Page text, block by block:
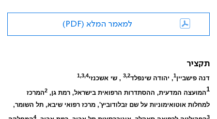
למאמר המלא (PDF)
תקציר
דנה פישביין1, יהודה שינפלד3,2 , שי אשכנזי1,3,4
1המועצה המדעית, ההסתדרות הרפואית בישראל, רמת גן, 2המרכז
למחלות אוטואימוניות על שם זבלודוביץ', מרכז רפואי שיבא, תל השומר,
3
4